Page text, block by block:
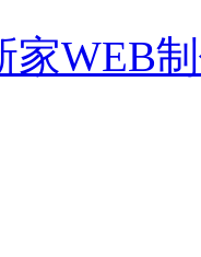
家WEB